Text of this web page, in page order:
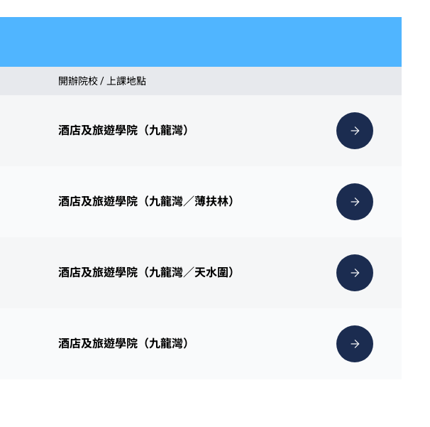
開辦院校 / 上課地點
酒店及旅遊學院（九龍灣）
酒店及旅遊學院（九龍灣／薄扶林）
酒店及旅遊學院（九龍灣／天水圍）
酒店及旅遊學院（九龍灣）